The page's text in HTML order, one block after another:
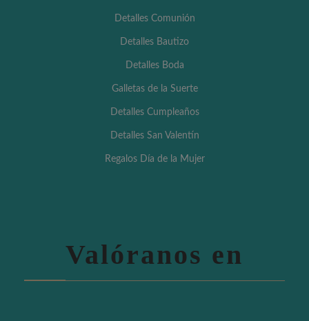
Detalles Comunión
Detalles Bautizo
Detalles Boda
Galletas de la Suerte
Detalles Cumpleaños
Detalles San Valentín
Regalos Día de la Mujer
Valóranos en